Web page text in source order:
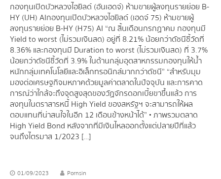
กองทุนเปิดบัวหลวงไฮยิลด์ (อันเฮดจ์) ห้ามขายผู้ลงทุนรายย่อย B-
HY (UH) AIกองทุนเปิดบัวหลวงไฮยิลด์ (เฮดจ์ 75) ห้ามขายผู้
ลงทุนรายย่อย B-HY (H75) AI “ณ สิ้นเดือนกรกฏาคม กองทุนมี
Yield to worst (ไม่รวมเงินสด) อยู่ที่ 8.21% น้อยกว่าดัชนีชี้วัดที่
8.36% และกองทุนมี Duration to worst (ไม่รวมเงินสด) ที่ 3.7%
น้อยกว่าดัชนีชี้วัดที่ 3.9% ในด้านกลุ่มอุตสาหกรรมกองทุนให้น้ำ
หนักกลุ่มเทคโนโลยีและอิเล็กทรอนิกส์มากกว่าดัชนี” “สำหรับมุม
มองต่อเศรษฐกิจมหภาคด้วยมูลค่าตลาดในปัจจุบัน และการคาด
การณ์ว่าใกล้จะถึงจุดสูงสุดของวัฏจักรดอกเบี้ยขาขึ้นแล้ว การ
ลงทุนในตราสารหนี้ High Yield ของสหรัฐฯ จะสามารถให้ผล
ตอบแทนที่น่าสนใจในอีก 12 เดือนข้างหน้าได้” • ภาพรวมตลาด
High Yield Bond หลังจากที่มีเงินไหลออกตั้งแต่ปลายปีที่แล้ว
จนถึงไตรมาส 1/2023 […]
01/09/2023 Pornsin